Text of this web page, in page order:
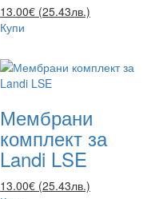
13.00€ (25.43лв.)
Купи
Мембрани
комплект за
Landi LSE
13.00€ (25.43лв.)